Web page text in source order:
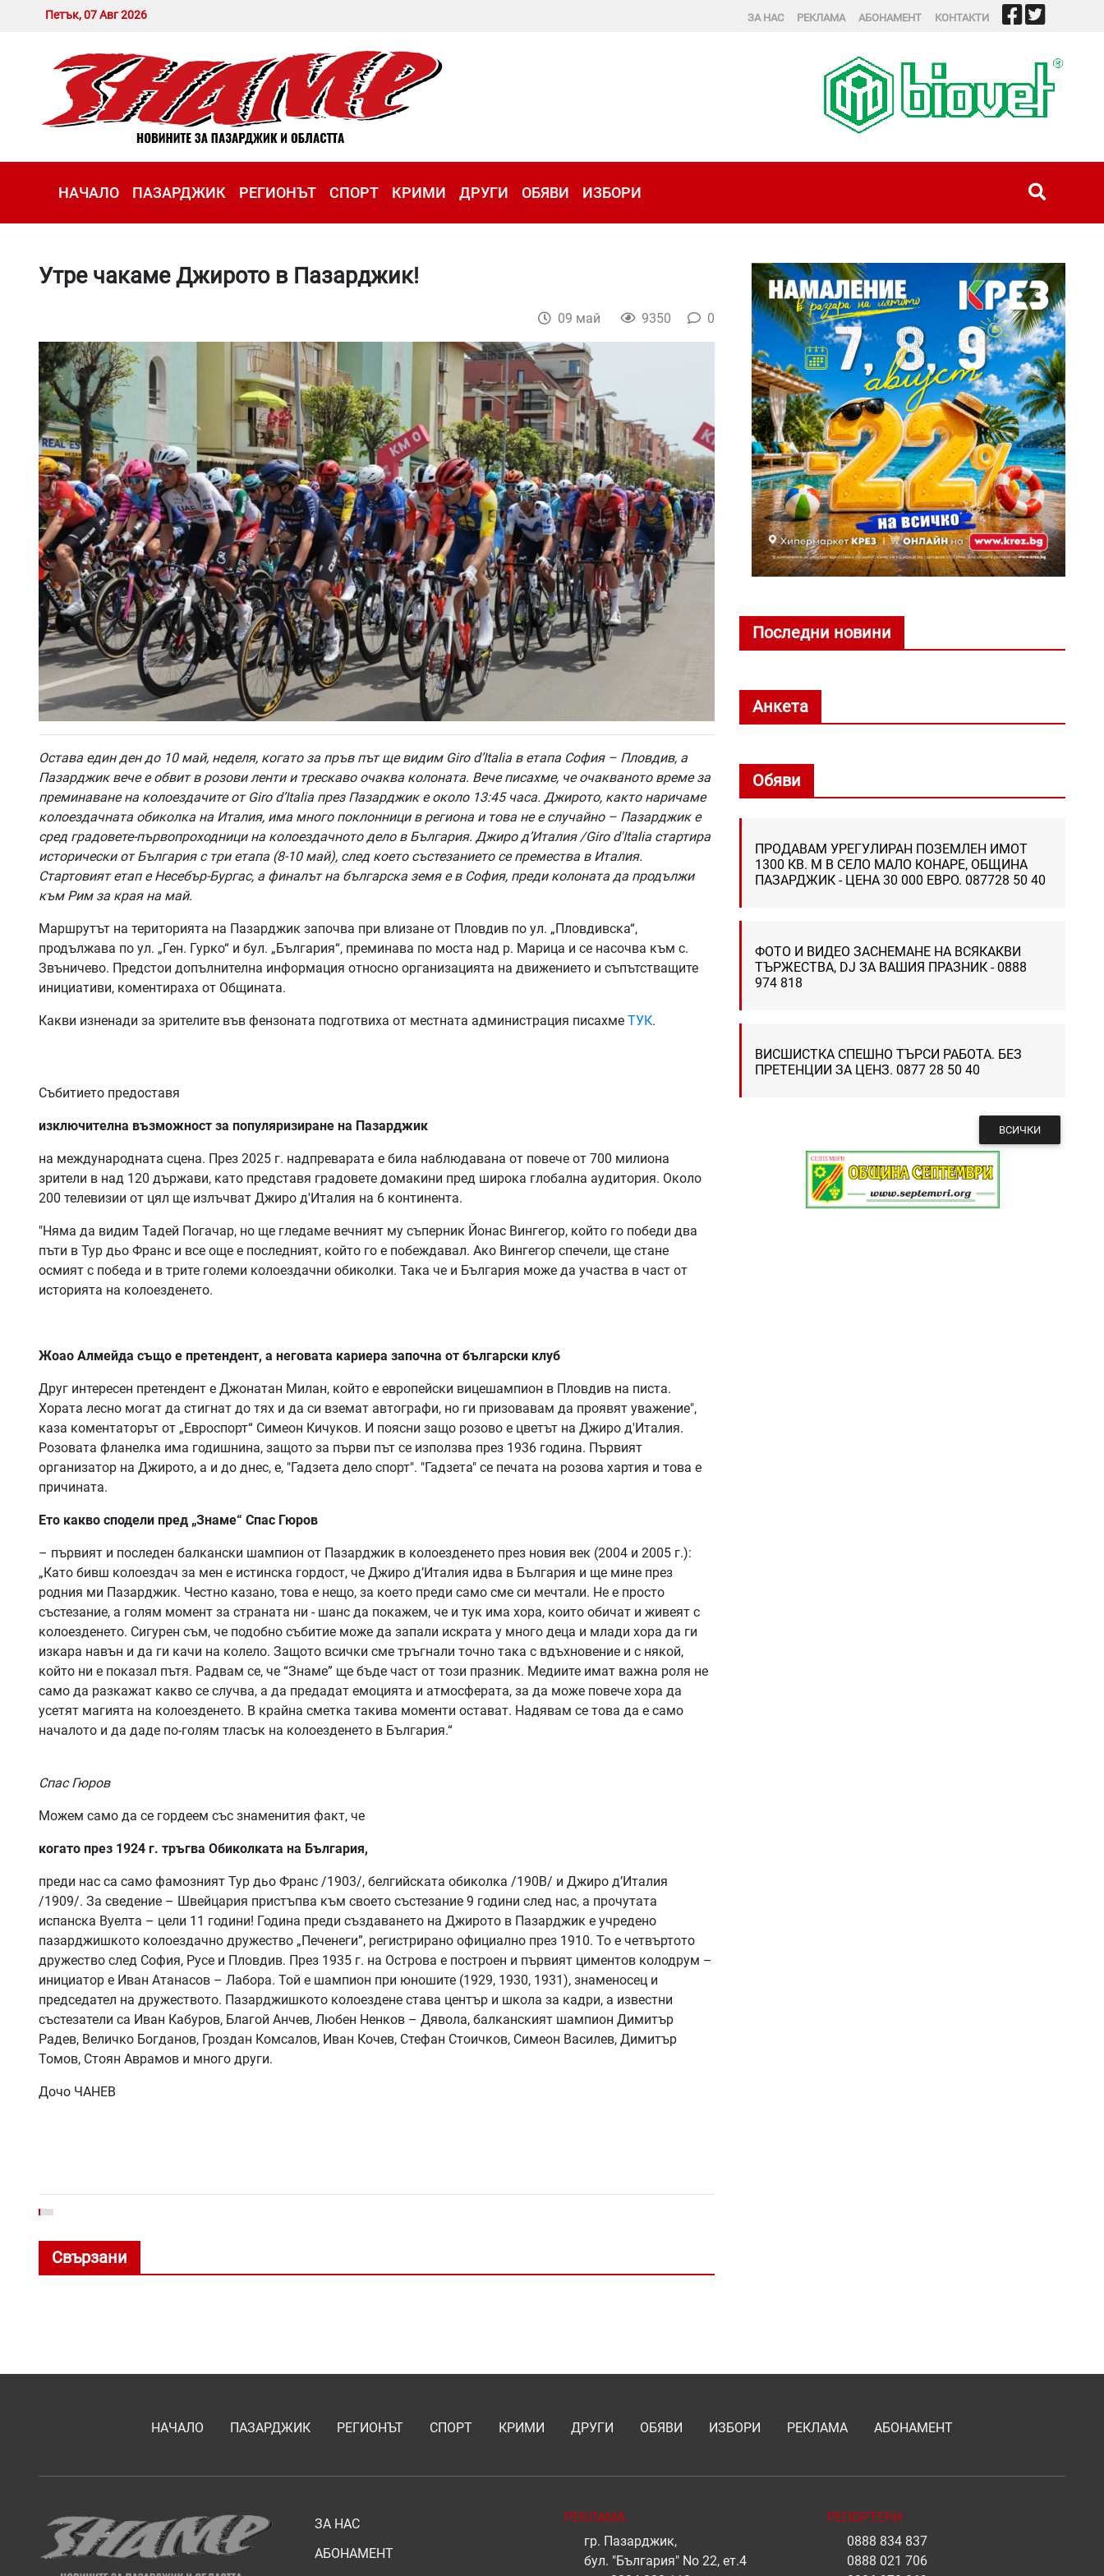
Петък, 07 Авг 2026 ЗА НАС РЕКЛАМА АБОНАМЕНТ КОНТАКТИ
НАЧАЛО ПАЗАРДЖИК РЕГИОНЪТ СПОРТ КРИМИ ДРУГИ ОБЯВИ ИЗБОРИ
Утре чакаме Джирото в Пазарджик!
09 май 9350 0
Остава един ден до 10 май, неделя, когато за пръв път ще видим Giro d’Italia в етапа София – Пловдив, а
Пазарджик вече е обвит в розови ленти и трескаво очаква колоната. Вече писахме, че очакваното време за
преминаване на колоездачите от Giro d’Italia през Пазарджик е около 13:45 часа. Джирото, както наричаме
колоездачната обиколка на Италия, има много поклонници в региона и това не е случайно – Пазарджик е
сред градовете-първопроходници на колоездачното дело в България. Джиро д’Италия /Giro d'Italia стартира
исторически от България с три етапа (8-10 май), след което състезанието се премества в Италия.
Стартовият етап е Несебър-Бургас, а финалът на българска земя е в София, преди колоната да продължи
към Рим за края на май.
Маршрутът на територията на Пазарджик започва при влизане от Пловдив по ул. „Пловдивска“,
продължава по ул. „Ген. Гурко“ и бул. „България“, преминава по моста над р. Марица и се насочва към с.
Звъничево. Предстои допълнителна информация относно организацията на движението и съпътстващите
инициативи, коментираха от Общината.
Какви изненади за зрителите във фензоната подготвиха от местната администрация писахме ТУК.
Събитието предоставя
изключителна възможност за популяризиране на Пазарджик
на международната сцена. През 2025 г. надпреварата е била наблюдавана от повече от 700 милиона
зрители в над 120 държави, като представя градовете домакини пред широка глобална аудитория. Около
200 телевизии от цял ще излъчват Джиро д'Италия на 6 континента.
"Няма да видим Тадей Погачар, но ще гледаме вечният му съперник Йонас Вингегор, който го победи два
пъти в Тур дьо Франс и все още е последният, който го е побеждавал. Ако Вингегор спечели, ще стане
осмият с победа и в трите големи колоездачни обиколки. Така че и България може да участва в част от
историята на колоезденето.
Жоао Алмейда също е претендент, а неговата кариера започна от български клуб
Друг интересен претендент е Джонатан Милан, който е европейски вицешампион в Пловдив на писта.
Хората лесно могат да стигнат до тях и да си вземат автографи, но ги призовавам да проявят уважение",
каза коментаторът от „Евроспорт“ Симеон Кичуков. И поясни защо розово е цветът на Джиро д'Италия.
Розовата фланелка има годишнина, защото за първи път се използва през 1936 година. Първият
организатор на Джирото, а и до днес, е, "Гадзета дело спорт". "Гадзета" се печата на розова хартия и това е
причината.
Ето какво сподели пред „Знаме“ Спас Гюров
– първият и последен балкански шампион от Пазарджик в колоезденето през новия век (2004 и 2005 г.):
„Като бивш колоездач за мен е истинска гордост, че Джиро д’Италия идва в България и ще мине през
родния ми Пазарджик. Честно казано, това е нещо, за което преди само сме си мечтали. Не е просто
състезание, а голям момент за страната ни - шанс да покажем, че и тук има хора, които обичат и живеят с
колоезденето. Сигурен съм, че подобно събитие може да запали искрата у много деца и млади хора да ги
изкара навън и да ги качи на колело. Защото всички сме тръгнали точно така с вдъхновение и с някой,
който ни е показал пътя. Радвам се, че “Знаме” ще бъде част от този празник. Медиите имат важна роля не
само да разкажат какво се случва, а да предадат емоцията и атмосферата, за да може повече хора да
усетят магията на колоезденето. В крайна сметка такива моменти остават. Надявам се това да е само
началото и да даде по-голям тласък на колоезденето в България.“
Спас Гюров
Можем само да се гордеем със знаменития факт, че
когато през 1924 г. тръгва Обиколката на България,
преди нас са само фамозният Тур дьо Франс /1903/, белгийската обиколка /190В/ и Джиро д’Италия
/1909/. За сведение – Швейцария пристъпва към своето състезание 9 години след нас, а прочутата
испанска Вуелта – цели 11 години! Година преди създаването на Джирото в Пазарджик е учредено
пазарджишкото колоездачно дружество „Печенеги”, регистрирано официално през 1910. То е четвъртото
дружество след София, Русе и Пловдив. През 1935 г. на Острова е построен и първият циментов колодрум –
инициатор е Иван Атанасов – Лабора. Той е шампион при юношите (1929, 1930, 1931), знаменосец и
председател на дружеството. Пазарджишкото колоездене става център и школа за кадри, а известни
състезатели са Иван Кабуров, Благой Анчев, Любен Ненков – Дявола, балканският шампион Димитър
Радев, Величко Богданов, Гроздан Комсалов, Иван Кочев, Стефан Стоичков, Симеон Василев, Димитър
Томов, Стоян Аврамов и много други.
Дочо ЧАНЕВ
Свързани
Последни новини
Анкета
Обяви
ПРОДАВАМ УРЕГУЛИРАН ПОЗЕМЛЕН ИМОТ
1300 КВ. М В СЕЛО МАЛО КОНАРЕ, ОБЩИНА
ПАЗАРДЖИК - ЦЕНА 30 000 ЕВРО. 087728 50 40
ФОТО И ВИДЕО ЗАСНЕМАНЕ НА ВСЯКАКВИ
ТЪРЖЕСТВА, DJ ЗА ВАШИЯ ПРАЗНИК - 0888
974 818
ВИСШИСТКА СПЕШНО ТЪРСИ РАБОТА. БЕЗ
ПРЕТЕНЦИИ ЗА ЦЕНЗ. 0877 28 50 40
ВСИЧКИ
НАЧАЛО ПАЗАРДЖИК РЕГИОНЪТ СПОРТ КРИМИ ДРУГИ ОБЯВИ ИЗБОРИ РЕКЛАМА АБОНАМЕНТ
ЗА НАС
АБОНАМЕНТ
РЕКЛАМА
гр. Пазарджик,
бул. "България" No 22, ет.4
РЕПОРТЕРИ
0888 834 837
0888 021 706